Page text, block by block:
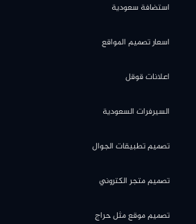
استضافة سعودية
اسعار تصميم المواقع
اعلانات قوقل
السيرفرات السعودية
تصميم تطبيقات الجوال
تصميم متجر الكتروني
تصميم موقع مثل حراج